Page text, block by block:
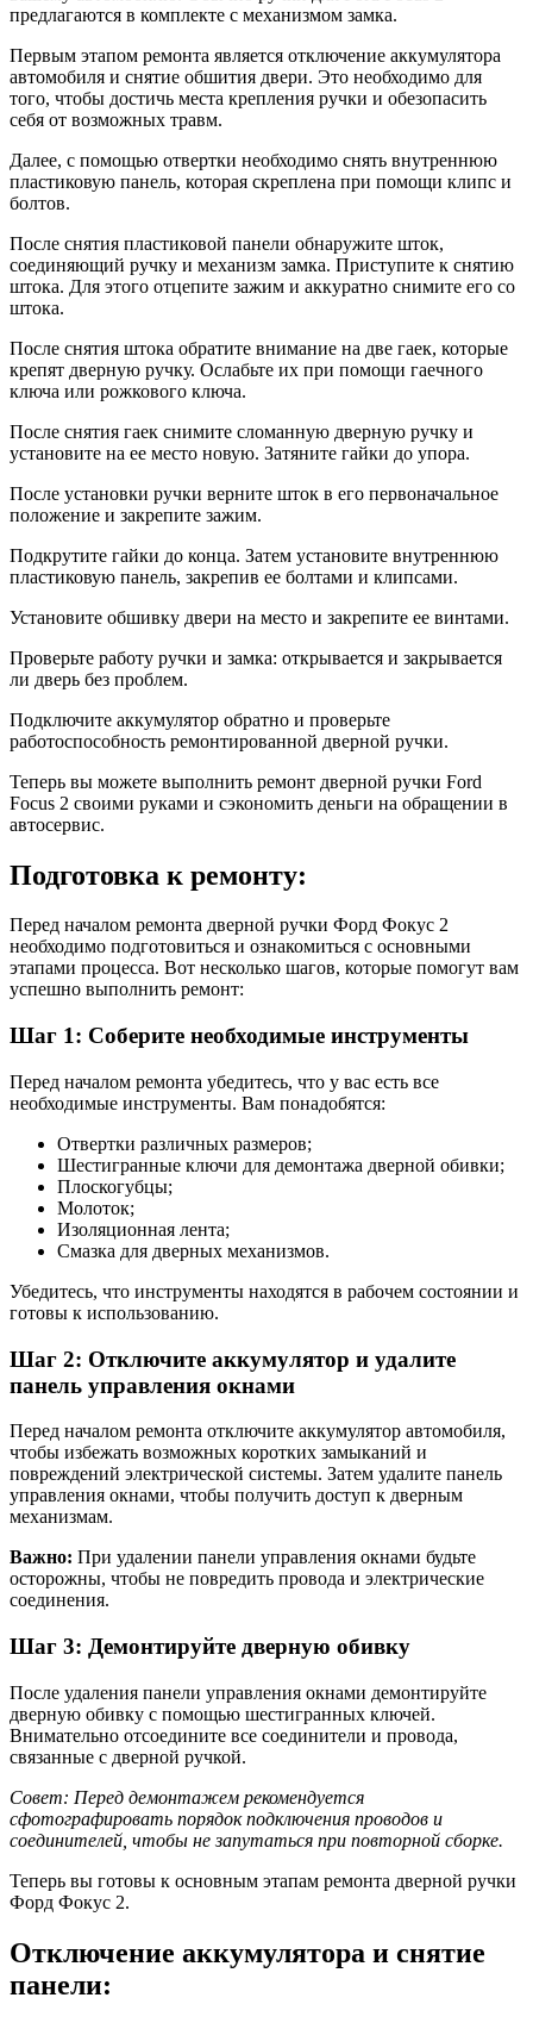
предлагаются в комплекте с механизмом замка.
Первым этапом ремонта является отключение аккумулятора
автомобиля и снятие обшития двери. Это необходимо для
того, чтобы достичь места крепления ручки и обезопасить
себя от возможных травм.
Далее, с помощью отвертки необходимо снять внутреннюю
пластиковую панель, которая скреплена при помощи клипс и
болтов.
После снятия пластиковой панели обнаружите шток,
соединяющий ручку и механизм замка. Приступите к снятию
штока. Для этого отцепите зажим и аккуратно снимите его со
штока.
После снятия штока обратите внимание на две гаек, которые
крепят дверную ручку. Ослабьте их при помощи гаечного
ключа или рожкового ключа.
После снятия гаек снимите сломанную дверную ручку и
установите на ее место новую. Затяните гайки до упора.
После установки ручки верните шток в его первоначальное
положение и закрепите зажим.
Подкрутите гайки до конца. Затем установите внутреннюю
пластиковую панель, закрепив ее болтами и клипсами.
Установите обшивку двери на место и закрепите ее винтами.
Проверьте работу ручки и замка: открывается и закрывается
ли дверь без проблем.
Подключите аккумулятор обратно и проверьте
работоспособность ремонтированной дверной ручки.
Теперь вы можете выполнить ремонт дверной ручки Ford
Focus 2 своими руками и сэкономить деньги на обращении в
автосервис.
Подготовка к ремонту:
Перед началом ремонта дверной ручки Форд Фокус 2
необходимо подготовиться и ознакомиться с основными
этапами процесса. Вот несколько шагов, которые помогут вам
успешно выполнить ремонт:
Шаг 1: Соберите необходимые инструменты
Перед началом ремонта убедитесь, что у вас есть все
необходимые инструменты. Вам понадобятся:
Отвертки различных размеров;
Шестигранные ключи для демонтажа дверной обивки;
Плоскогубцы;
Молоток;
Изоляционная лента;
Смазка для дверных механизмов.
Убедитесь, что инструменты находятся в рабочем состоянии и
готовы к использованию.
Шаг 2: Отключите аккумулятор и удалите
панель управления окнами
Перед началом ремонта отключите аккумулятор автомобиля,
чтобы избежать возможных коротких замыканий и
повреждений электрической системы. Затем удалите панель
управления окнами, чтобы получить доступ к дверным
механизмам.
Важно: При удалении панели управления окнами будьте
осторожны, чтобы не повредить провода и электрические
соединения.
Шаг 3: Демонтируйте дверную обивку
После удаления панели управления окнами демонтируйте
дверную обивку с помощью шестигранных ключей.
Внимательно отсоедините все соединители и провода,
связанные с дверной ручкой.
Совет: Перед демонтажем рекомендуется
сфотографировать порядок подключения проводов и
соединителей, чтобы не запутаться при повторной сборке.
Теперь вы готовы к основным этапам ремонта дверной ручки
Форд Фокус 2.
Отключение аккумулятора и снятие
панели: